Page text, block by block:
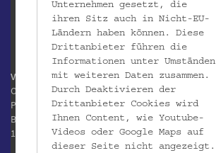
Volkskundemuseum Wien
Otto Wagner Areal
Pavillon 1
Baumgartner Höhe 1
1140 Wien
Unternehmen gesetzt, die
ihren Sitz auch in Nicht-EU-
Ländern haben können. Diese
Drittanbieter führen die
Informationen unter Umständen
mit weiteren Daten zusammen.
Durch Deaktivieren der
Drittanbieter Cookies wird
Ihnen Content, wie Youtube-
Videos oder Google Maps auf
dieser Seite nicht angezeigt.